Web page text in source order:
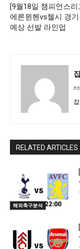
[9월18일 챔피언스리
에른뮌헨vs첼시 경
예상 선발 라인업
RELATED ARTICLES
해외축구분석